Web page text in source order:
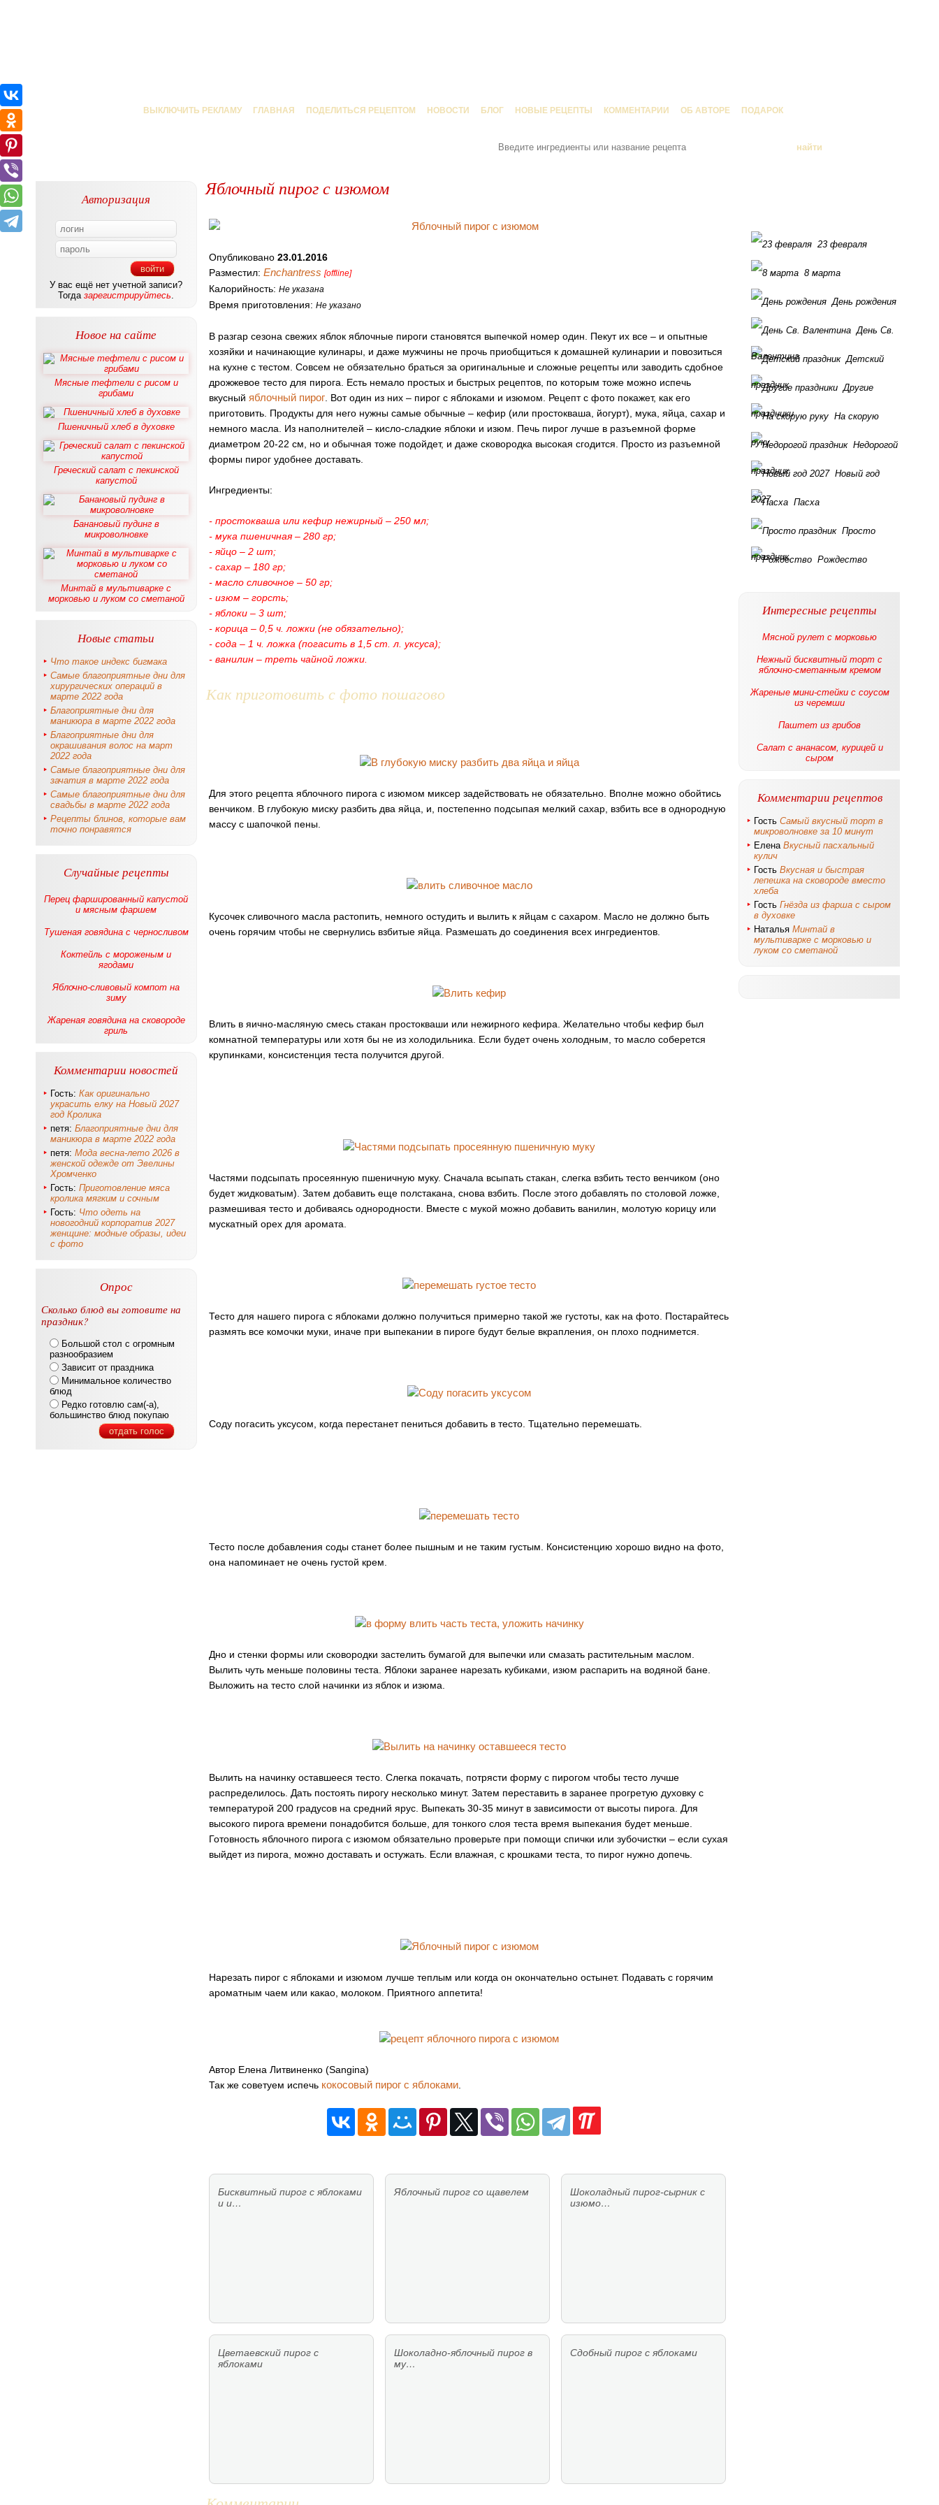
ВЫКЛЮЧИТЬ РЕКЛАМУ ГЛАВНАЯ ПОДЕЛИТЬСЯ РЕЦЕПТОМ НОВОСТИ БЛОГ НОВЫЕ РЕЦЕПТЫ КОММЕНТАРИИ ОБ АВТОРЕ ПОДАРОК
Авторизация
У вас ещё нет учетной записи?
Тогда зарегистрируйтесь.
Новое на сайте
Мясные тефтели с рисом и
грибами
Пшеничный хлеб в духовке
Греческий салат с пекинской
капустой
Банановый пудинг в
микроволновке
Минтай в мультиварке с
морковью и луком со сметаной
Новые статьи
Что такое индекс бигмака
Самые благоприятные дни для
хирургических операций в
марте 2022 года
Благоприятные дни для
маникюра в марте 2022 года
Благоприятные дни для
окрашивания волос на март
2022 года
Самые благоприятные дни для
зачатия в марте 2022 года
Самые благоприятные дни для
свадьбы в марте 2022 года
Рецепты блинов, которые вам
точно понравятся
Случайные рецепты
Перец фаршированный капустой
и мясным фаршем
Тушеная говядина с черносливом
Коктейль с мороженым и
ягодами
Яблочно-сливовый компот на
зиму
Жареная говядина на сковороде
гриль
Комментарии новостей
Гость: Как оригинально
украсить елку на Новый 2027
год Кролика
петя: Благоприятные дни для
маникюра в марте 2022 года
петя: Мода весна-лето 2026 в
женской одежде от Эвелины
Хромченко
Гость: Приготовление мяса
кролика мягким и сочным
Гость: Что одеть на
новогодний корпоратив 2027
женщине: модные образы, идеи
с фото
Опрос
Сколько блюд вы готовите на
праздник?
разнообразием
Зависит от праздника
блюд
большинство блюд покупаю
отдать голос
Яблочный пирог с изюмом
Опубликовано 23.01.2016
Разместил: Enchantress [offline]
Калорийность: Не указана
Время приготовления: Не указано
В разгар сезона свежих яблок яблочные пироги становятся выпечкой номер один. Пекут их все – и опытные
хозяйки и начинающие кулинары, и даже мужчины не прочь приобщиться к домашней кулинарии и повозиться
на кухне с тестом. Совсем не обязательно браться за оригинальные и сложные рецепты или заводить сдобное
дрожжевое тесто для пирога. Есть немало простых и быстрых рецептов, по которым тоже можно испечь
вкусный яблочный пирог . Вот один из них – пирог с яблоками и изюмом. Рецепт с фото покажет, как его
приготовить. Продукты для него нужны самые обычные – кефир (или простокваша, йогурт), мука, яйца, сахар и
немного масла. Из наполнителей – кисло-сладкие яблоки и изюм. Печь пирог лучше в разъемной форме
диаметром 20-22 см, но и обычная тоже подойдет, и даже сковородка высокая сгодится. Просто из разъемной
формы пирог удобнее доставать.
Ингредиенты:
- простокваша или кефир нежирный – 250 мл;
- мука пшеничная – 280 гр;
- яйцо – 2 шт;
- сахар – 180 гр;
- масло сливочное – 50 гр;
- изюм – горсть;
- яблоки – 3 шт;
- корица – 0,5 ч. ложки (не обязательно);
- сода – 1 ч. ложка (погасить в 1,5 ст. л. уксуса);
- ванилин – треть чайной ложки.
Как приготовить с фото пошагово
Для этого рецепта яблочного пирога с изюмом миксер задействовать не обязательно. Вполне можно обойтись
венчиком. В глубокую миску разбить два яйца, и, постепенно подсыпая мелкий сахар, взбить все в однородную
массу с шапочкой пены.
Кусочек сливочного масла растопить, немного остудить и вылить к яйцам с сахаром. Масло не должно быть
очень горячим чтобы не свернулись взбитые яйца. Размешать до соединения всех ингредиентов.
Влить в яично-масляную смесь стакан простокваши или нежирного кефира. Желательно чтобы кефир был
комнатной температуры или хотя бы не из холодильника. Если будет очень холодным, то масло соберется
крупинками, консистенция теста получится другой.
Частями подсыпать просеянную пшеничную муку. Сначала всыпать стакан, слегка взбить тесто венчиком (оно
будет жидковатым). Затем добавить еще полстакана, снова взбить. После этого добавлять по столовой ложке,
размешивая тесто и добиваясь однородности. Вместе с мукой можно добавить ванилин, молотую корицу или
мускатный орех для аромата.
Тесто для нашего пирога с яблоками должно получиться примерно такой же густоты, как на фото. Постарайтесь
размять все комочки муки, иначе при выпекании в пироге будут белые вкрапления, он плохо поднимется.
Соду погасить уксусом, когда перестанет пениться добавить в тесто. Тщательно перемешать.
Тесто после добавления соды станет более пышным и не таким густым. Консистенцию хорошо видно на фото,
она напоминает не очень густой крем.
Дно и стенки формы или сковородки застелить бумагой для выпечки или смазать растительным маслом.
Вылить чуть меньше половины теста. Яблоки заранее нарезать кубиками, изюм распарить на водяной бане.
Выложить на тесто слой начинки из яблок и изюма.
Вылить на начинку оставшееся тесто. Слегка покачать, потрясти форму с пирогом чтобы тесто лучше
распределилось. Дать постоять пирогу несколько минут. Затем переставить в заранее прогретую духовку с
температурой 200 градусов на средний ярус. Выпекать 30-35 минут в зависимости от высоты пирога. Для
высокого пирога времени понадобится больше, для тонкого слоя теста время выпекания будет меньше.
Готовность яблочного пирога с изюмом обязательно проверьте при помощи спички или зубочистки – если сухая
выйдет из пирога, можно доставать и остужать. Если влажная, с крошками теста, то пирог нужно допечь.
Нарезать пирог с яблоками и изюмом лучше теплым или когда он окончательно остынет. Подавать с горячим
ароматным чаем или какао, молоком. Приятного аппетита!
Автор Елена Литвиненко (Sangina)
Так же советуем испечь кокосовый пирог с яблоками
Бисквитный пирог с яблоками
и и…
Яблочный пирог со щавелем
Шоколадный пирог-сырник с
изюмо…
Цветаевский пирог с
яблоками
Шоколадно-яблочный пирог в
му…
Сдобный пирог с яблоками
23 февраля
8 марта
День рождения
День Св.
Валентина Детский
праздник Другие
праздники На скорую
руку Недорогой
праздник Новый год
2027 Пасха
Просто
праздник Рождество
Интересные рецепты
Мясной рулет с морковью
Нежный бисквитный торт с
яблочно-сметанным кремом
Жареные мини-стейки с соусом
из черемши
Паштет из грибов
Салат с ананасом, курицей и
сыром
Комментарии рецептов
Гость Самый вкусный торт в
микроволновке за 10 минут
Елена Вкусный пасхальный
кулич
Гость Вкусная и быстрая
лепешка на сковороде вместо
хлеба
Гость Гнёзда из фарша с сыром
в духовке
Наталья Минтай в
мультиварке с морковью и
луком со сметаной